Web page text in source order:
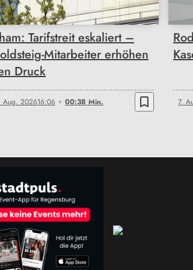
Tarifstreit eskaliert –
Mitarbeiter erhöhen
Druck
Aug. 202616:06 00:38 Min. bookmark_border 7.